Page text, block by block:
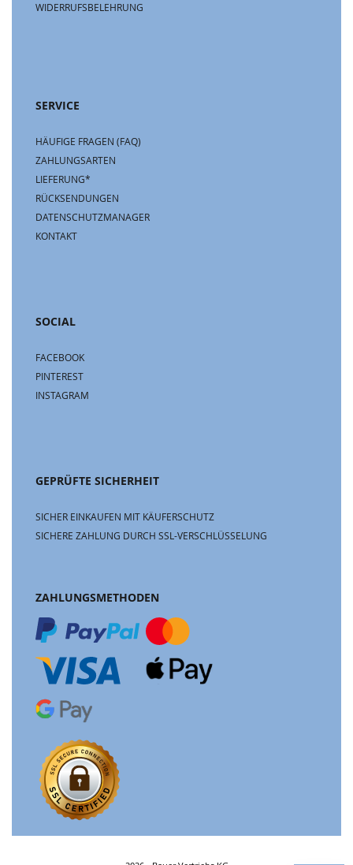
WIDERRUFSBELEHRUNG
SERVICE
HÄUFIGE FRAGEN (FAQ)
ZAHLUNGSARTEN
LIEFERUNG*
RÜCKSENDUNGEN
DATENSCHUTZMANAGER
KONTAKT
SOCIAL
FACEBOOK
PINTEREST
INSTAGRAM
GEPRÜFTE SICHERHEIT
SICHER EINKAUFEN MIT KÄUFERSCHUTZ
SICHERE ZAHLUNG DURCH SSL-VERSCHLÜSSELUNG
ZAHLUNGSMETHODEN